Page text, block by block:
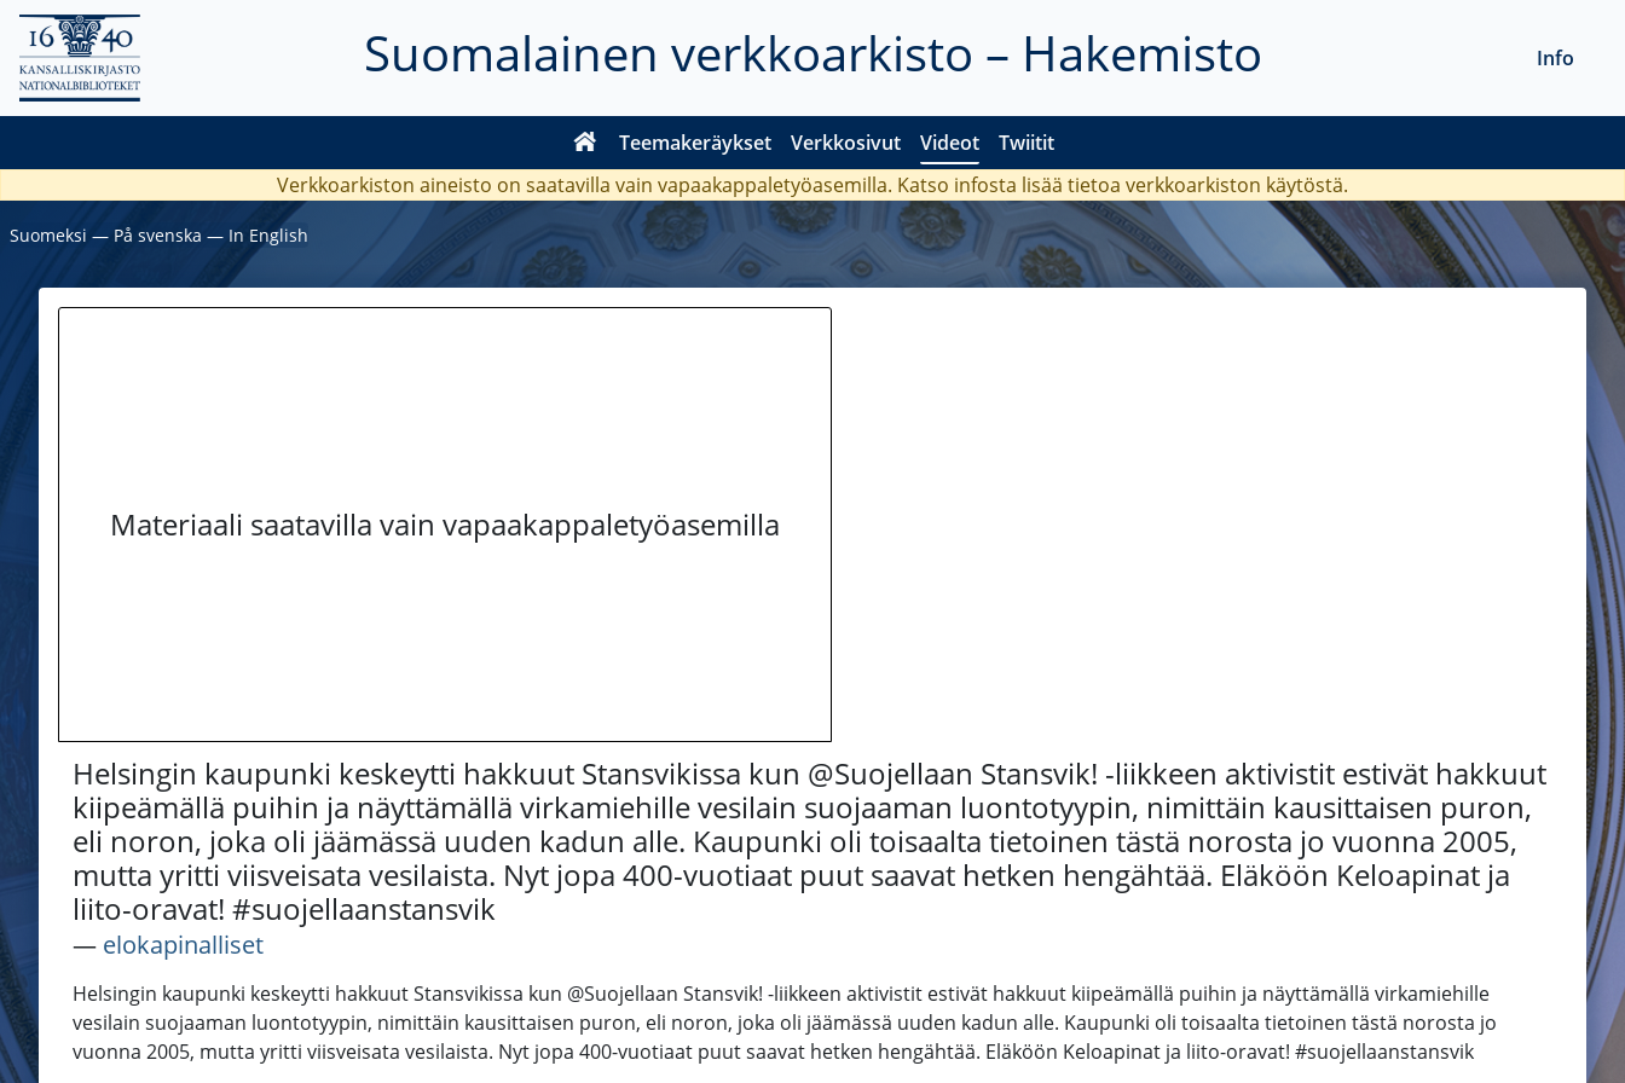
Suomalainen verkkoarkisto – Hakemisto
Teemakeräykset Verkkosivut Videot Twiitit
Info
Verkkoarkiston aineisto on saatavilla vain vapaakappaletyöasemilla. Katso infosta lisää tietoa verkkoarkiston käytöstä.
Suomeksi ― På svenska ― In English
Materiaali saatavilla vain vapaakappaletyöasemilla
Helsingin kaupunki keskeytti hakkuut Stansvikissa kun @Suojellaan Stansvik! -liikkeen aktivistit estivät hakkuut
kiipeämällä puihin ja näyttämällä virkamiehille vesilain suojaaman luontotyypin, nimittäin kausittaisen puron,
eli noron, joka oli jäämässä uuden kadun alle. Kaupunki oli toisaalta tietoinen tästä norosta jo vuonna 2005,
mutta yritti viisveisata vesilaista. Nyt jopa 400-vuotiaat puut saavat hetken hengähtää. Eläköön Keloapinat ja
liito-oravat! #suojellaanstansvik
― elokapinalliset
Helsingin kaupunki keskeytti hakkuut Stansvikissa kun @Suojellaan Stansvik! -liikkeen aktivistit estivät hakkuut kiipeämällä puihin ja näyttämällä virkamiehille
vesilain suojaaman luontotyypin, nimittäin kausittaisen puron, eli noron, joka oli jäämässä uuden kadun alle. Kaupunki oli toisaalta tietoinen tästä norosta jo
vuonna 2005, mutta yritti viisveisata vesilaista. Nyt jopa 400-vuotiaat puut saavat hetken hengähtää. Eläköön Keloapinat ja liito-oravat! #suojellaanstansvik